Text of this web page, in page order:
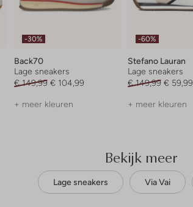
-30%
Back70
Lage sneakers
€ 149,99 € 104,99
+ meer kleuren
-60%
Stefano Lauran
Lage sneakers
€ 149,99 € 59,99
+ meer kleuren
Bekijk meer
Lage sneakers Via Vai